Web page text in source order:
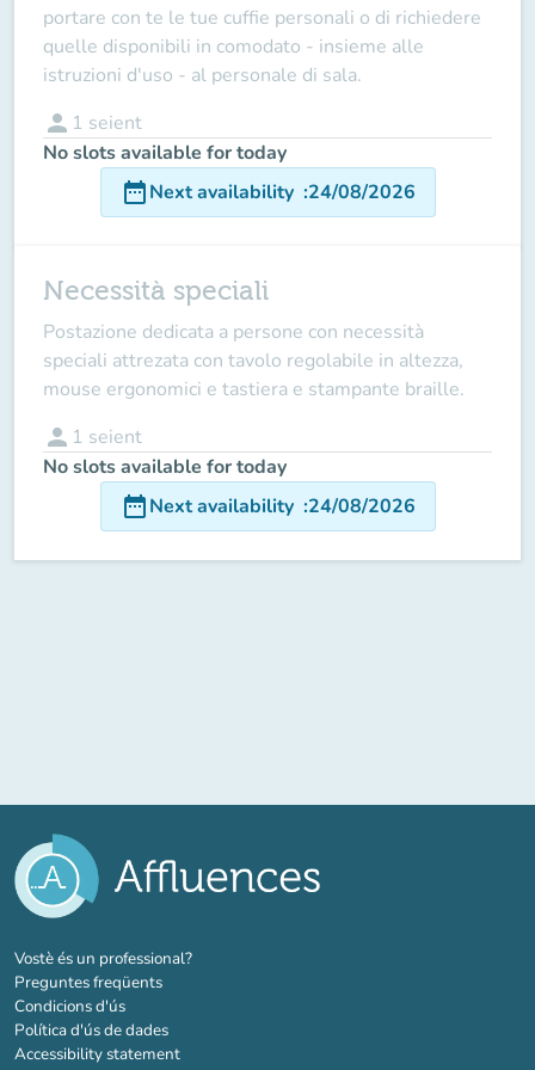
portare con te le tue cuffie personali o di richiedere
quelle disponibili in comodato - insieme alle
istruzioni d'uso - al personale di sala.
person 1 seient
No slots available for today
date_rangeNext availability :24/08/2026
Necessità speciali
Postazione dedicata a persone con necessità
speciali attrezata con tavolo regolabile in altezza,
mouse ergonomici e tastiera e stampante braille.
person 1 seient
No slots available for today
date_rangeNext availability :24/08/2026
Vostè és un professional?(new tab)
Preguntes freqüents
Condicions d'ús
Política d'ús de dades
Accessibility statement